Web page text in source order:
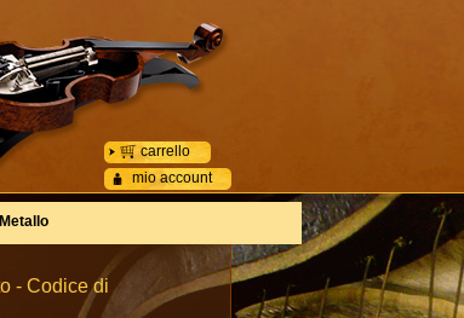
mio account
carrello
- Codice di